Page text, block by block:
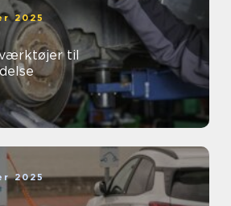
2025
til
2025